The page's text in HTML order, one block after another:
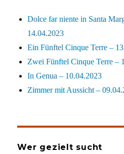
Dolce far niente in Santa
14.04.2023
Ein Fünftel Cinque Terre –
Zwei Fünftel Cinque Terre –
In Genua – 10.04.2023
Zimmer mit Aussicht –
Wer gezielt sucht